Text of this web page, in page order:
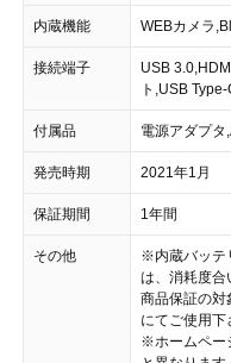
内蔵機能 WEBカメラ
接続端子
USB
ト,USB Type-
付属品 電源アダプタ
発売時期 2021年1月
保証期間 1年間
その他
※内蔵バッテ
は、消耗度合
商品保証の対
にてご使用下
※ホームペー